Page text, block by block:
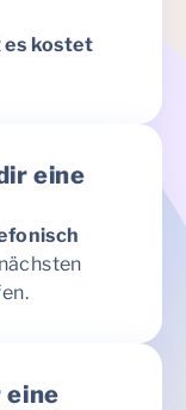
es kostet
eine
eine